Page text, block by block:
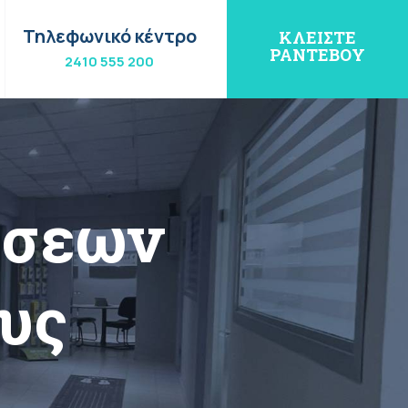
Τηλεφωνικό κέντρο
2410 555 200
ΚΛΕΙΣΤΕ
ΡΑΝΤΕΒΟΥ